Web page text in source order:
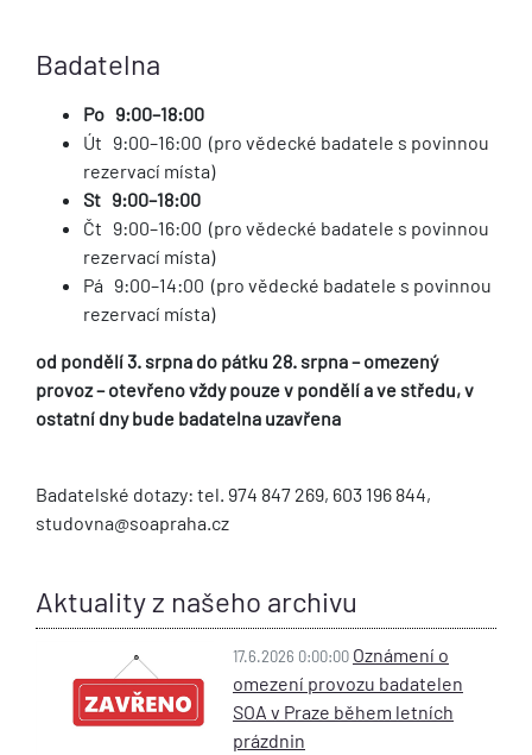
Badatelna
Po 9:00–18:00
Út 9:00–16:00 (pro vědecké badatele s povinnou
rezervací místa)
St 9:00–18:00
Čt 9:00–16:00 (pro vědecké badatele s povinnou
rezervací místa)
Pá 9:00–14:00 (pro vědecké badatele s povinnou
rezervací místa)
od pondělí 3. srpna do pátku 28. srpna – omezený
provoz – otevřeno vždy pouze v pondělí a ve středu, v
ostatní dny bude badatelna uzavřena
Badatelské dotazy: tel. 974 847 269, 603 196 844,
studovna@soapraha.cz
Aktuality z našeho archivu
17.6.2026 0:00:00 Oznámení o
omezení provozu badatelen
SOA v Praze během letních
prázdnin